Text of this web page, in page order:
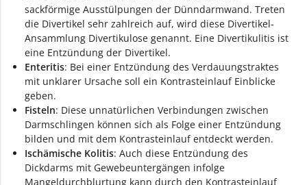
sackförmige Ausstülpungen der Dünndarmwand. Treten
die Divertikel sehr zahlreich auf, wird diese Divertikel-
Ansammlung Divertikulose genannt. Eine Divertikulitis ist
eine Entzündung der Divertikel.
Enteritis: Bei einer Entzündung des Verdauungstraktes
mit unklarer Ursache soll ein Kontrasteinlauf Einblicke
geben.
Fisteln: Diese unnatürlichen Verbindungen zwischen
Darmschlingen können sich als Folge einer Entzündung
bilden und mit dem Kontrasteinlauf entdeckt werden.
Ischämische Kolitis: Auch diese Entzündung des
Dickdarms mit Gewebeuntergängen infolge
Mangeldurchblurtung kann durch den Kontrasteinlauf